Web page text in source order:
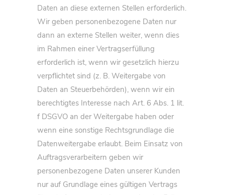
Daten an diese externen Stellen erforderlich.
Wir geben personenbezogene Daten nur
dann an externe Stellen weiter, wenn dies
im Rahmen einer Vertragserfüllung
erforderlich ist, wenn wir gesetzlich hierzu
verpflichtet sind (z. B. Weitergabe von
Daten an Steuerbehörden), wenn wir ein
berechtigtes Interesse nach Art. 6 Abs. 1 lit.
f DSGVO an der Weitergabe haben oder
wenn eine sonstige Rechtsgrundlage die
Datenweitergabe erlaubt. Beim Einsatz von
Auftragsverarbeitern geben wir
personenbezogene Daten unserer Kunden
nur auf Grundlage eines gültigen Vertrags